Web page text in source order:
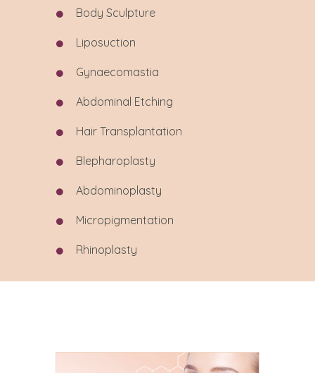
Body Sculpture
Liposuction
Gynaecomastia
Abdominal Etching
Hair Transplantation
Blepharoplasty
Abdominoplasty
Micropigmentation
Rhinoplasty